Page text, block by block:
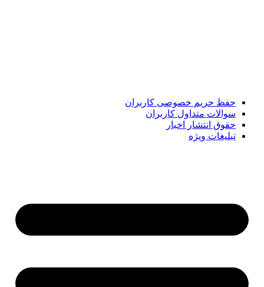
حفظ حریم خصوصی کاربران
سوالات متداول کاربران
حقوق انتشار اخبار
تبلیغات ویژه